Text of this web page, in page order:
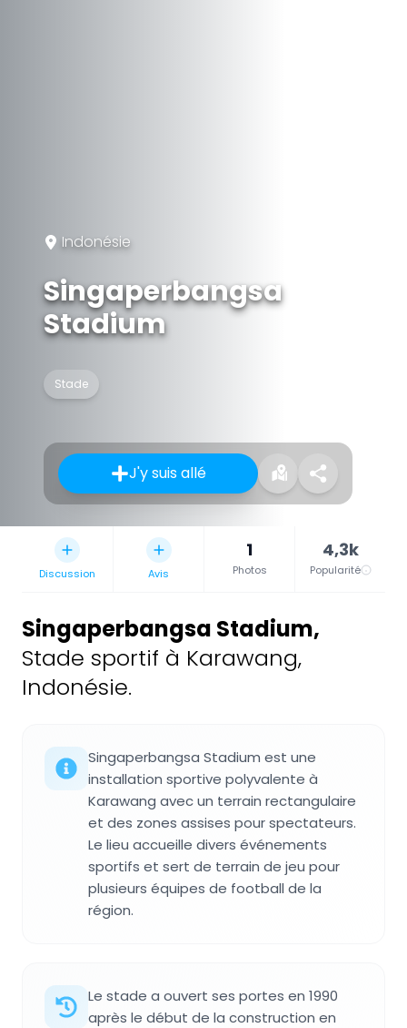
Indonésie
Singaperbangsa
Stadium
Stade
J'y suis allé
Discussion Avis
1
Photos
4,3k
Popularité
Singaperbangsa Stadium,
Stade sportif à Karawang,
Indonésie.
Singaperbangsa Stadium est une
installation sportive polyvalente à
Karawang avec un terrain rectangulaire
et des zones assises pour spectateurs.
Le lieu accueille divers événements
sportifs et sert de terrain de jeu pour
plusieurs équipes de football de la
région.
Le stade a ouvert ses portes en 1990
après le début de la construction en